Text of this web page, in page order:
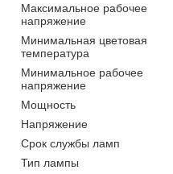
Максимальное рабочее
напряжение
Минимальная цветовая
температура
Минимальное рабочее
напряжение
Мощность
Напряжение
Срок службы ламп
Тип лампы